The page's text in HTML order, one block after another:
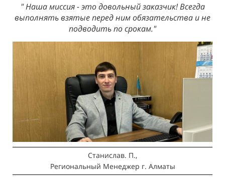
" Наша миссия - это довольный заказчик! Всегда
выполнять взятые перед ним обязательства и не
подводить по срокам."
Станислав. П.,
Региональный Менеджер г. Алматы